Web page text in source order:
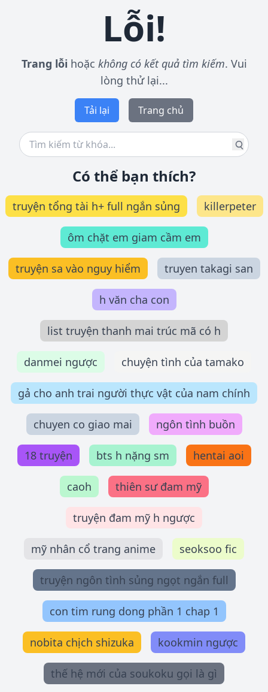
Lỗi!
Trang lỗi hoặc không có kết quả tìm kiếm. Vui
lòng thử lại...
Tải lại Trang chủ
Có thể bạn thích?
truyện tổng tài h+ full ngắn sủng killerpeter
ôm chặt em giam cầm em
truyện sa vào nguy hiểm truyen takagi san
h văn cha con
list truyện thanh mai trúc mã có h
danmei ngược chuyện tình của tamako
gả cho anh trai người thực vật của nam chính
chuyen co giao mai ngôn tình buồn
18 truyện bts h nặng sm hentai aoi
caoh thiên sư đam mỹ
truyện đam mỹ h ngược
mỹ nhân cổ trang anime seoksoo fic
truyện ngôn tình sủng ngọt ngắn full
con tim rung dong phần 1 chap 1
nobita chịch shizuka kookmin ngược
thế hệ mới của soukoku gọi là gì